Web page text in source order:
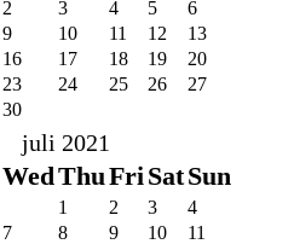
2 3 4 5
6
9 10 11 12
13
16 17 18 19
20
23 24 25 26
27
30
juli 2021
WedThuFri SatSun
1 2 3
4
7 8 9 10
11